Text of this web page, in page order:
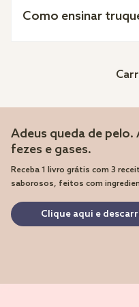
Como ensinar
Adeus queda de
fezes e gases.
Receba 1 livro grátis com 3
saborosos, feitos com
Clique aqui e